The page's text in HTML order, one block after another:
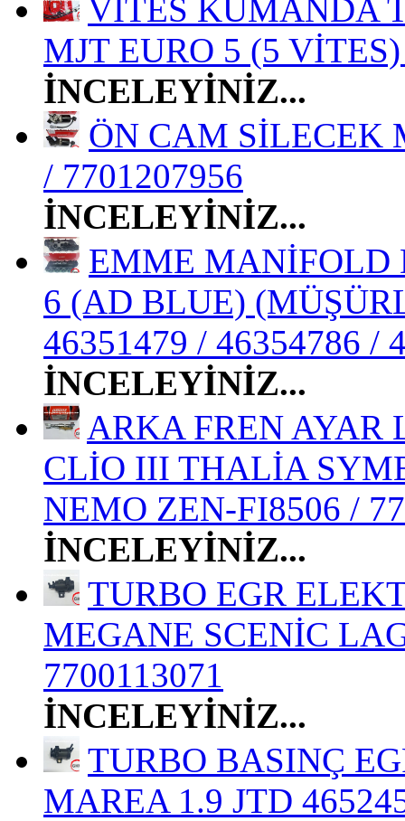
VİTES KUMANDA
MJT EURO 5 (5
İNCELEYİNİZ...
ÖN CAM SİLECEK
/ 7701207956
İNCELEYİNİZ...
EMME MANİFOLD
6 (AD BLUE)
46351479 / 46354786 /
İNCELEYİNİZ...
ARKA FREN AYAR
CLİO III THALİA
NEMO ZEN-FI8506 /
İNCELEYİNİZ...
TURBO EGR
MEGANE SCENİC
7700113071
İNCELEYİNİZ...
TURBO BASINÇ
MAREA 1.9 JTD